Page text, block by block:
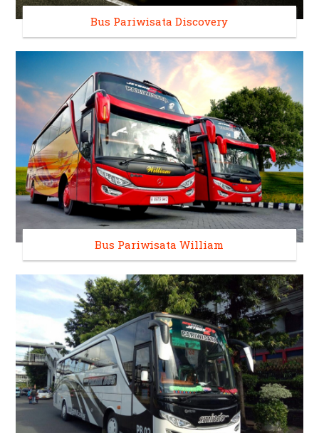
Bus Pariwisata Discovery
Bus Pariwisata William